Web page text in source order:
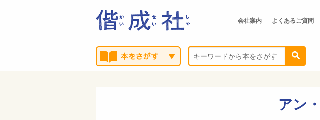
会社案内 よくあるご質問
アン